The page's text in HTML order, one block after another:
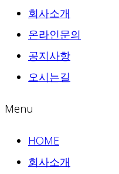
회사소개
온라인문의
공지사항
오시는길
Menu
HOME
회사소개